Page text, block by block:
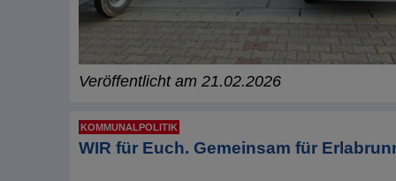
Veröffentlicht am 21.02.2026
KOMMUNALPOLITIK
WIR für Euch. Gemeinsam für